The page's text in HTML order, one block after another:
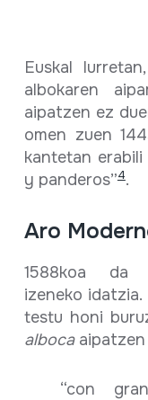
Euskal
albokaren
aipatzen ez
omen zuen
kantetan erabili
y panderos”4.
Aro
1588koa da
izeneko
testu honi
albocaaipatzen
“con